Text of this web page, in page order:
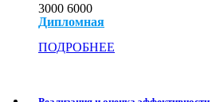
3000 6000
Дипломная
ПОДРОБНЕЕ